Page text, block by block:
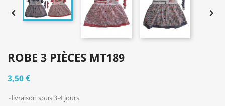
 
ROBE 3 PIÈCES MT189
3,50 €
livraison sous 3-4 jours